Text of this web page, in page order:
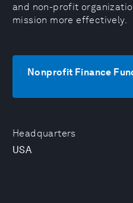
Headquarters
USA
and non-profit
mission more effectively.
Nonprofit Finance